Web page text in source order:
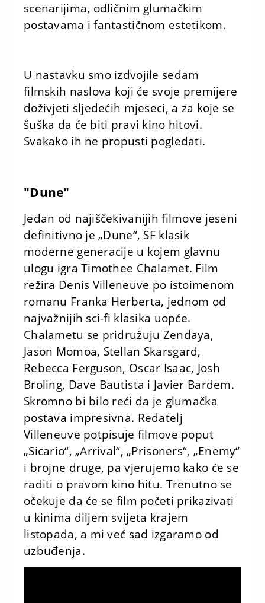
scenarijima, odličnim glumačkim
postavama i fantastičnom estetikom.
U nastavku smo izdvojile sedam
filmskih naslova koji će svoje premijere
doživjeti sljedećih mjeseci, a za koje se
šuška da će biti pravi kino hitovi.
Svakako ih ne propusti pogledati.
"Dune"
Jedan od najiščekivanijih filmove jeseni
definitivno je „Dune“, SF klasik
moderne generacije u kojem glavnu
ulogu igra Timothee Chalamet. Film
režira Denis Villeneuve po istoimenom
romanu Franka Herberta, jednom od
najvažnijih sci-fi klasika uopće.
Chalametu se pridružuju Zendaya,
Jason Momoa, Stellan Skarsgard,
Rebecca Ferguson, Oscar Isaac, Josh
Broling, Dave Bautista i Javier Bardem.
Skromno bi bilo reći da je glumačka
postava impresivna. Redatelj
Villeneuve potpisuje filmove poput
„Sicario“, „Arrival“, „Prisoners“, „Enemy“
i brojne druge, pa vjerujemo kako će se
raditi o pravom kino hitu. Trenutno se
očekuje da će se film početi prikazivati
u kinima diljem svijeta krajem
listopada, a mi već sad izgaramo od
uzbuđenja.